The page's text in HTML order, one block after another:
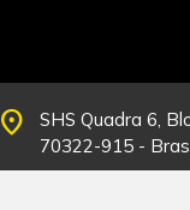
place
SHS Quadra 6,
70322-915 -